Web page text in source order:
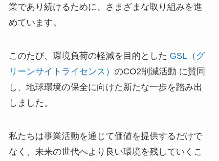
業であり続けるために、さまざまな取り組みを進
めています。
このたび、環境負荷の軽減を目的とした GSL（グ
リーンサイトライセンス） のCO2削減活動 に賛同
し、地球環境の保全に向けた新たな一歩を踏み出
しました。
私たちは事業活動を通じて価値を提供するだけで
なく、未来の世代へより良い環境を残していくこ